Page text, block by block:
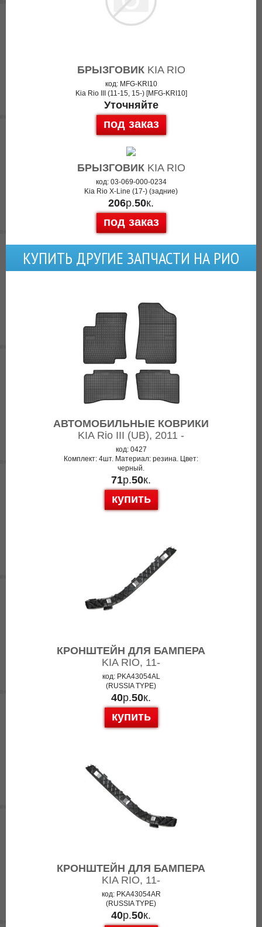
БРЫЗГОВИКKIA RIO
код: MFG-KRI10
Kia Rio III (11-15, 15-) [MFG-KRI10]
Уточняйте
под заказ
БРЫЗГОВИКKIA RIO
код: 03-069-000-0234
Kia Rio X-Line (17-) (задние)
206р.50к.
под заказ
КУПИТЬ ДРУГИЕ ЗАПЧАСТИ НА РИО
АВТОМОБИЛЬНЫЕ КОВРИКИ
KIA Rio III (UB), 2011 -
код: 0427
Комплект: 4шт. Материал: резина. Цвет:
черный.
71р.50к.
купить
КРОНШТЕЙН ДЛЯ БАМПЕРА
KIA RIO, 11-
код: PKA43054AL
(RUSSIA TYPE)
40р.50к.
купить
КРОНШТЕЙН ДЛЯ БАМПЕРА
KIA RIO, 11-
код: PKA43054AR
(RUSSIA TYPE)
40р.50к.